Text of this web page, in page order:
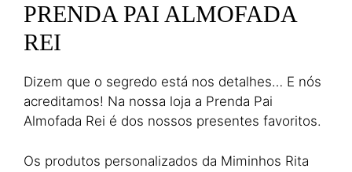
PRENDA PAI ALMOFADA
REI
Dizem que o segredo está nos detalhes… E nós
acreditamos! Na nossa loja a Prenda Pai
Almofada Rei é dos nossos presentes favoritos.
Os produtos personalizados da Miminhos Rita